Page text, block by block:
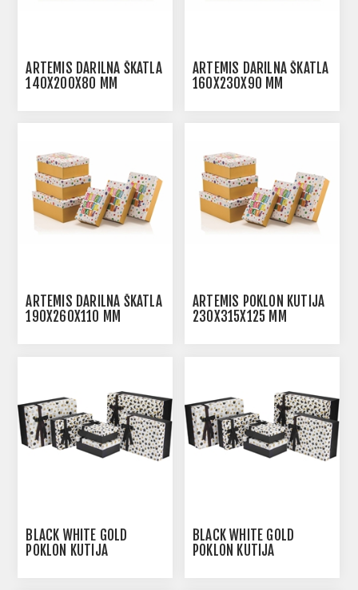
ARTEMIS DARILNA ŠKATLA
140X200X80 MM
ARTEMIS DARILNA ŠKATLA
160X230X90 MM
ARTEMIS DARILNA ŠKATLA
190X260X110 MM
ARTEMIS POKLON KUTIJA
230X315X125 MM
BLACK WHITE GOLD
POKLON KUTIJA
BLACK WHITE GOLD
POKLON KUTIJA